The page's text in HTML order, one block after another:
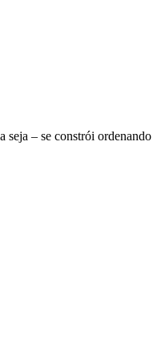
seja – se constrói